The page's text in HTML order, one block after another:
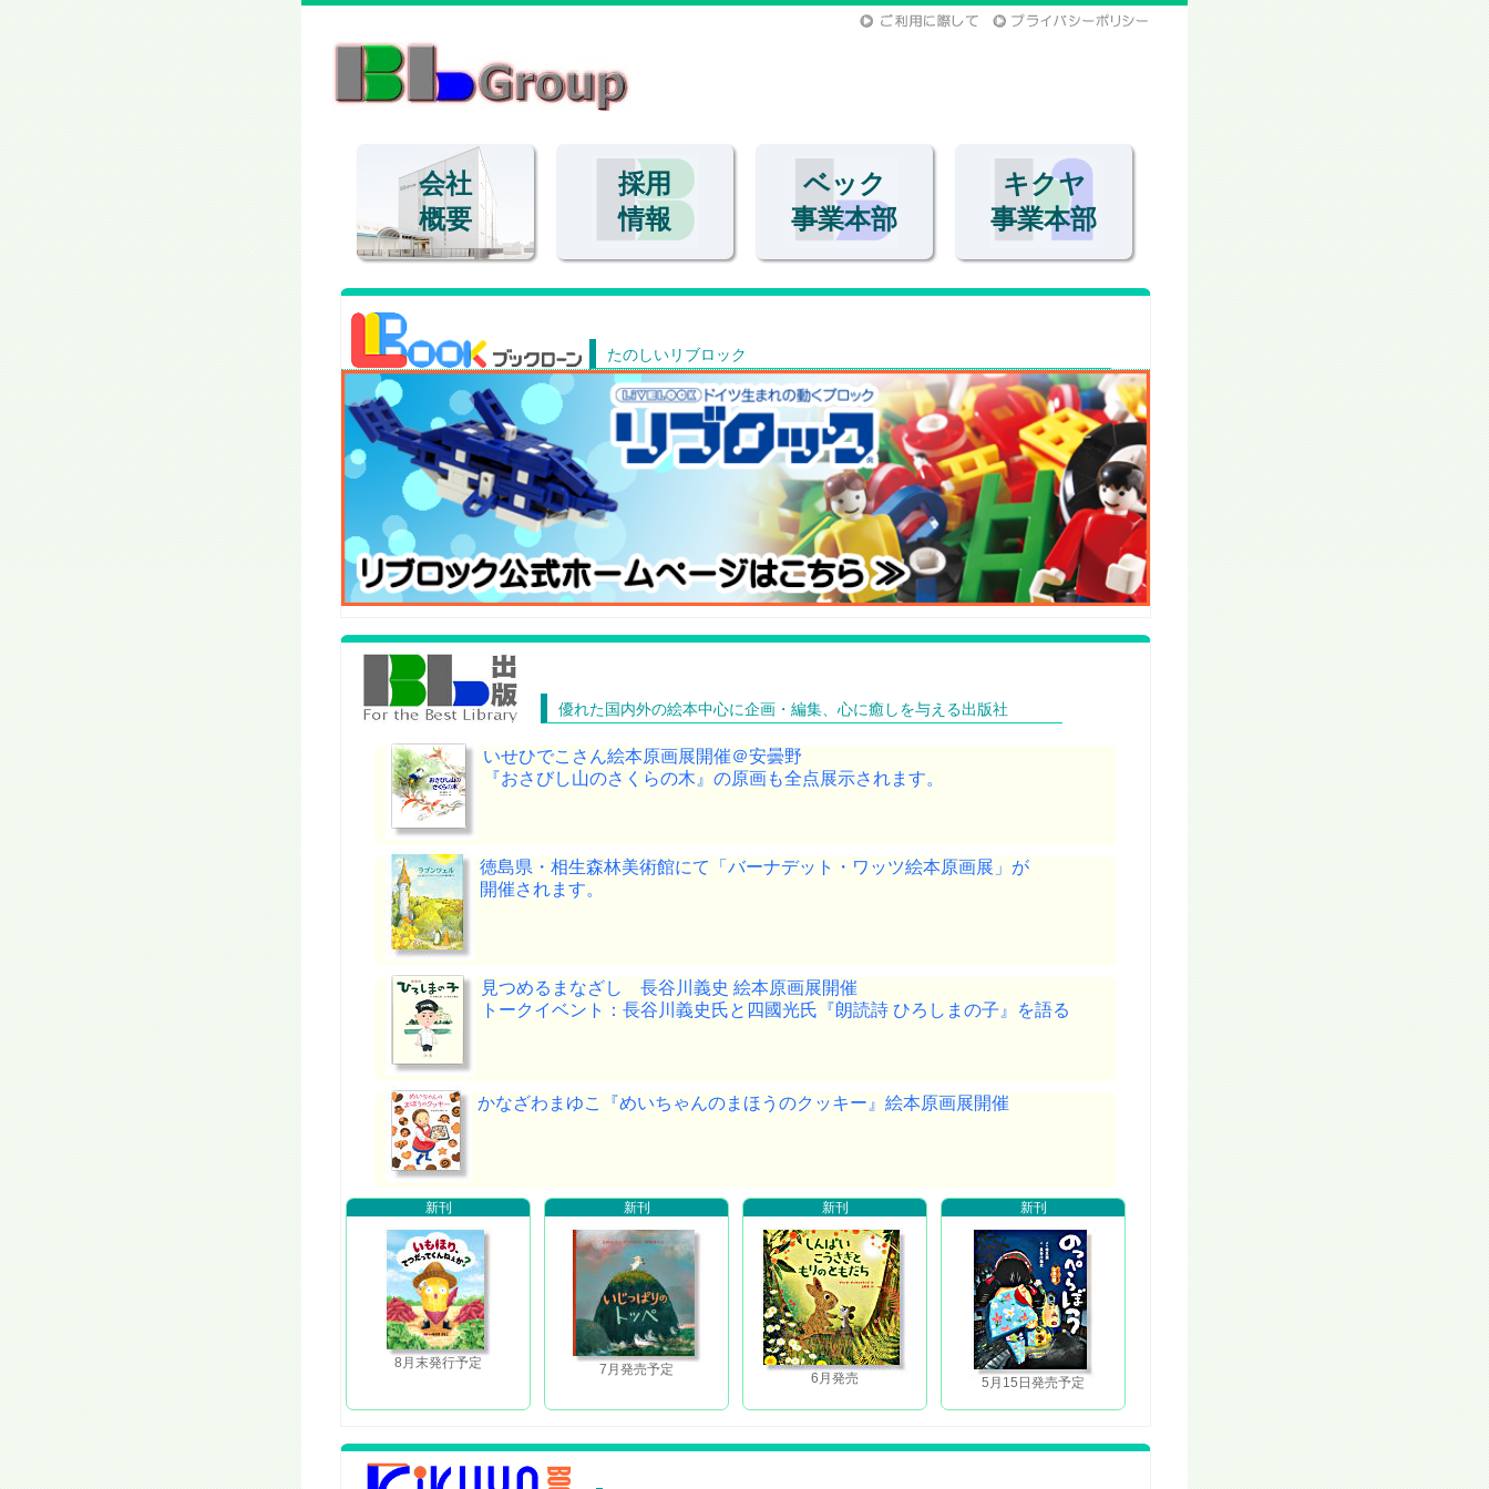
会社
概要
採用
情報
ベック
事業本部
キクヤ
事業本部
たのしいリブロック
優れた国内外の絵本中心に企画・編集、心に癒しを与える出版社
いせひでこさん絵本原画展開催＠安曇野
『おさびし山のさくらの木』の原画も全点展示されます。
徳島県・相生森林美術館にて「バーナデット・ワッツ絵本原画展」が
開催されます。
見つめるまなざし 長谷川義史 絵本原画展開催
トークイベント：長谷川義史氏と四國光氏『朗読詩 ひろしまの子』を語る
かなざわまゆこ『めいちゃんのまほうのクッキー』絵本原画展開催
新刊
8月末発行予定
新刊
7月発売予定
新刊
6月発売
新刊
5月15日発売予定